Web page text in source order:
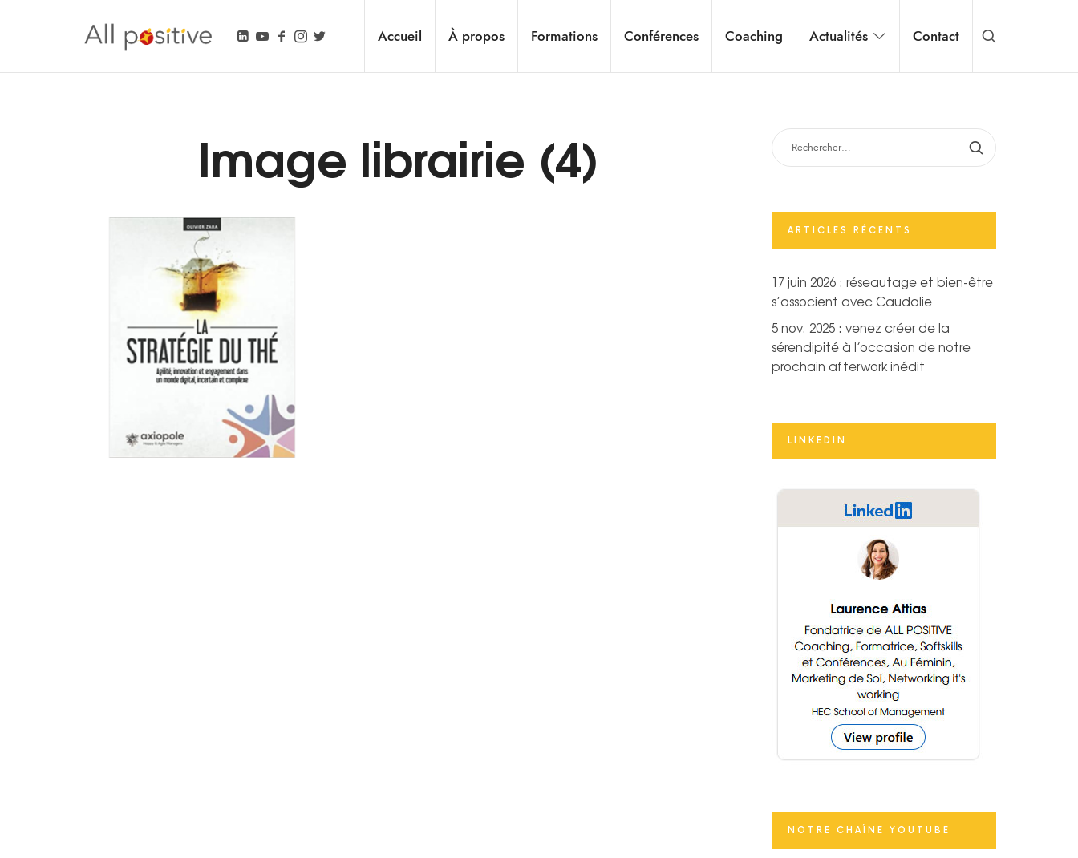
All Positive Accueil À propos Formations Conférences Coaching Actualités Contact
Image librairie (4) RECHERCHER :
ARTICLES RÉCENTS
17 juin 2026 : réseautage et bien-être
s’associent avec Caudalie
5 nov. 2025 : venez créer de la
sérendipité à l’occasion de notre
prochain afterwork inédit
LINKEDIN
NOTRE CHAÎNE YOUTUBE